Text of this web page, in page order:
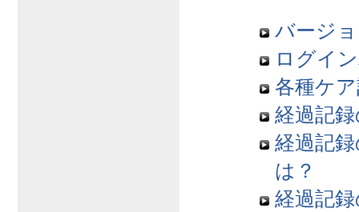
バージ
ログイ
各種ケ
経過記
経過記
は？
経過記